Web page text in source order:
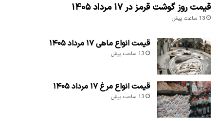
قیمت روز گوشت قرمز در ۱۷ مرداد ۱۴۰۵
13 ساعت پیش
قیمت انواع ماهی ۱۷ مرداد ۱۴۰۵
13 ساعت پیش
قیمت انواع مرغ ۱۷ مرداد ۱۴۰۵
13 ساعت پیش